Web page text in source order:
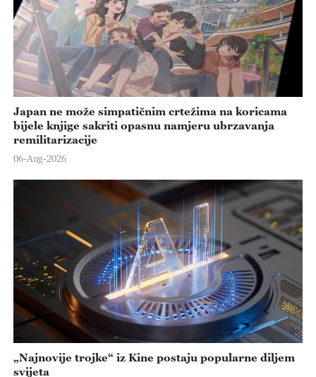
Japan ne može simpatičnim crtežima na koricama
bijele knjige sakriti opasnu namjeru ubrzavanja
remilitarizacije
06-Aug-2026
„Najnovije trojke“ iz Kine postaju popularne diljem
svijeta